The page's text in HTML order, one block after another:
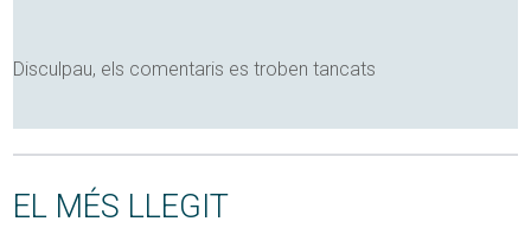
Disculpau, els comentaris es troben tancats
EL MÉS LLEGIT